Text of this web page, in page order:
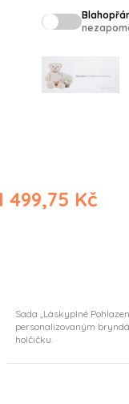
499,75 Kč
Sada „Láskyplné
personalizovaným
holčičku.